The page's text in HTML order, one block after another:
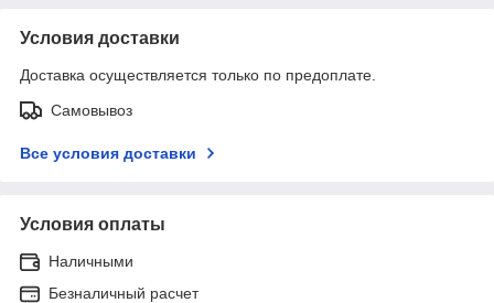
Условия доставки
Доставка осуществляется только по предоплате.
Самовывоз
Все условия доставки
Условия оплаты
Наличными
Безналичный расчет